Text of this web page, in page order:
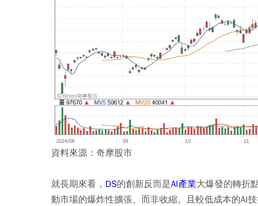
資料來源：奇摩股市
就長期來看， DS的創新反而是AI產業大爆發的轉折
動市場的爆炸性擴張、而非收縮。且較低成本的AI